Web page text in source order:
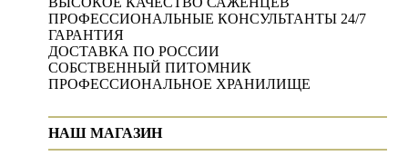
ПРОФЕССИОНАЛЬНЫЕ КОНСУЛЬТАНТЫ 24/7
ГАРАНТИЯ
ДОСТАВКА ПО РОССИИ
СОБСТВЕННЫЙ ПИТОМНИК
ПРОФЕССИОНАЛЬНОЕ ХРАНИЛИЩЕ
НАШ МАГАЗИН